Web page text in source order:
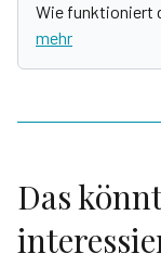
Wie funktioniert
mehr
Das